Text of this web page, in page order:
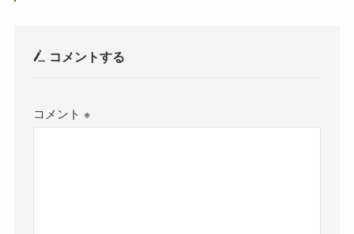
コメントする
コメント※